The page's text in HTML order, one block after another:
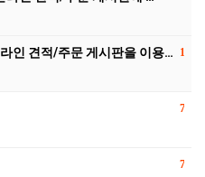
1
인 견적/주문 게시판을 이용…
7
7